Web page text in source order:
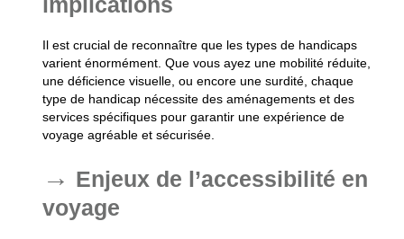
Il est crucial de reconnaître que les types de handicaps
varient énormément. Que vous ayez une mobilité réduite,
une déficience visuelle, ou encore une surdité, chaque
type de handicap nécessite des aménagements et des
services spécifiques pour garantir une expérience de
voyage agréable et sécurisée.
Enjeux de l’accessibilité en
voyage